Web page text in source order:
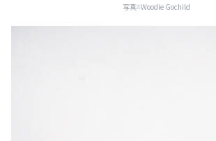
写真=Woodie Gochild